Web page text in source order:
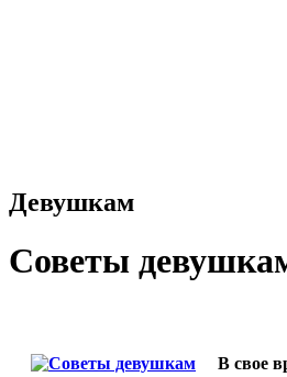
Девушкам
Советы
В свое